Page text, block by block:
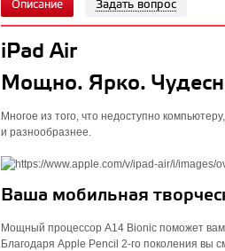
Описание Задать вопрос
iPad Air
Мощно. Ярко.
Многое из того, что недоступно
и разнообразнее.
Ваша мобильная
Мощный процессор A14 Bionic поможет
Благодаря Apple Pencil 2‑го поколения вы